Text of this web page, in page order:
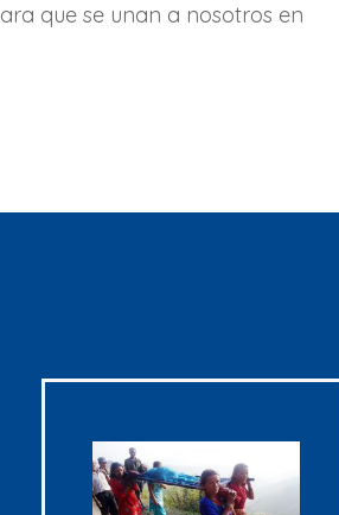
que se unan a nosotros en